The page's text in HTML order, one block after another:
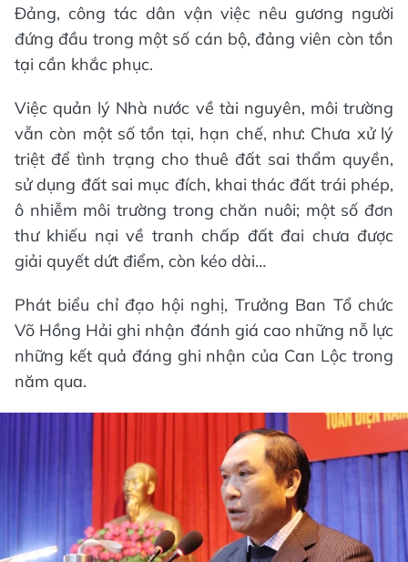
Đảng, công tác dân vận việc nêu gương người
đứng đầu trong một số cán bộ, đảng viên còn tồn
tại cần khắc phục.
Việc quản lý Nhà nước về tài nguyên, môi trường
vẫn còn một số tồn tại, hạn chế, như: Chưa xử lý
triệt để tình trạng cho thuê đất sai thẩm quyền,
sử dụng đất sai mục đích, khai thác đất trái phép,
ô nhiễm môi trường trong chăn nuôi; một số đơn
thư khiếu nại về tranh chấp đất đai chưa được
giải quyết dứt điểm, còn kéo dài…
Phát biểu chỉ đạo hội nghị, Trưởng Ban Tổ chức
Võ Hồng Hải ghi nhận đánh giá cao những nỗ lực
những kết quả đáng ghi nhận của Can Lộc trong
năm qua.